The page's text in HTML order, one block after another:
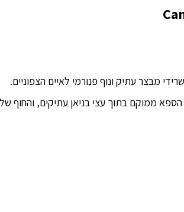
מבצר עתיק ונוף פנורמי לאיים הצפוניים.
ממוקם בתוך עצי בניאן עתיקים, והחוף